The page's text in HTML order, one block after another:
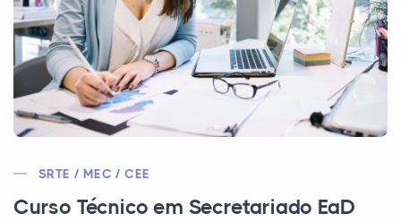
SRTE / MEC / CEE
Curso Técnico em Secretariado EaD